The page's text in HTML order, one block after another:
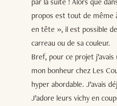
propos est tout de même
en tête », il est possible
carreau ou de sa couleur.
Bref, pour ce projet
mon bonheur chez Les
hyper abordable. J’avais
J’adore leurs vichy en